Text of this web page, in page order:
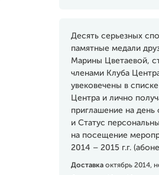
Десять серьезных
памятные медали
Марины Цветаевой,
членами Клуба
увековечены в
Центра и лично
приглашение на день
и Статус
на посещение
2014 – 2015 г.г.
Доставка октябрь 2014,